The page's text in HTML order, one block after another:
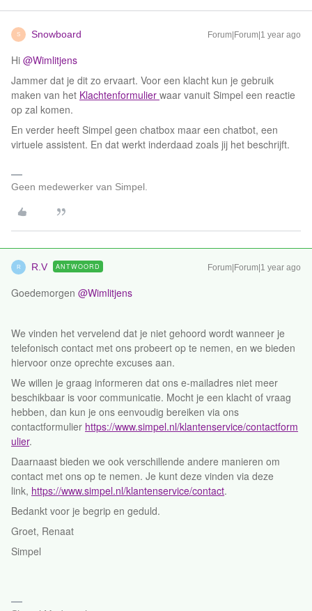
S Snowboard Forum|Forum|1 year ago
Hi ​ @Wimlitjens
Jammer dat je dit zo ervaart. Voor een klacht kun je gebruik
maken van het Klachtenformulier waar vanuit Simpel een reactie
op zal komen.
En verder heeft Simpel geen chatbox maar een chatbot, een
virtuele assistent. En dat werkt inderdaad zoals jij het beschrijft.
Geen medewerker van Simpel.
R R.V ANTWOORD Forum|Forum|1 year ago
Goedemorgen ​ @Wimlitjens
We vinden het vervelend dat je niet gehoord wordt wanneer je
telefonisch contact met ons probeert op te nemen, en we bieden
hiervoor onze oprechte excuses aan.
We willen je graag informeren dat ons e-mailadres niet meer
beschikbaar is voor communicatie. Mocht je een klacht of vraag
hebben, dan kun je ons eenvoudig bereiken via ons
contactformulier https://www.simpel.nl/klantenservice/contactform
ulier.
Daarnaast bieden we ook verschillende andere manieren om
contact met ons op te nemen. Je kunt deze vinden via deze
link, https://www.simpel.nl/klantenservice/contact.
Bedankt voor je begrip en geduld.
Groet, Renaat
Simpel